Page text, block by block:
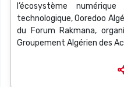
l’écosystème
technologique, Ooredoo
du Forum Rakmana,
Groupement Algérien des